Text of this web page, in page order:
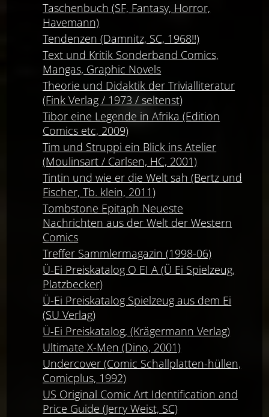
Taschenbuch (SF, Fantasy, Horror,
Havemann)
Tendenzen (Damnitz, SC, 1968!!)
Text und Kritik Sonderband Comics,
Mangas, Graphic Novels
Theorie und Didaktik der Trivialliteratur
(Fink Verlag / 1973 / seltenst)
Tibor eine Legende in Afrika (Edition
Comics etc, 2009)
Tim und Struppi ein Blick ins Atelier
(Moulinsart / Carlsen, HC, 2001)
Tintin und wie er die Welt sah (Bertz und
Fischer, Tb. klein, 2011)
Tombstone Epitaph Neueste
Nachrichten aus der Welt der Western
Comics
Treffer Sammlermagazin (1998-06)
Ü-Ei Preiskatalog O EI A (Ü Ei Spielzeug,
Platzbecker)
Ü-Ei Preiskatalog Spielzeug aus dem Ei
(SU Verlag)
Ü-Ei Preiskatalog, (Krägermann Verlag)
Ultimate X-Men (Dino, 2001)
Undercover (Comic Schallplatten-hüllen,
Comicplus, 1992)
US Original Comic Art Identification and
Price Guide (Jerry Weist, SC)